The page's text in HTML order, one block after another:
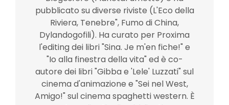
pubblicato su diverse riviste (L'Eco della
Riviera, Tenebre", Fumo di China,
Dylandogofili). Ha curato per Proxima
l'editing dei libri "Sina. Je m'en fiche!" e
"Io alla finestra della vita" ed è co-
autore dei libri "Gibba e 'Lele' Luzzati" sul
cinema d'animazione e "Sei nel West,
Amigo!" sul cinema spaghetti western. È